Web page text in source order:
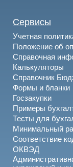
Сервисы
Учетная
Положение об
Справочная
Калькуляторы
Справочник
Формы и бланки
Госзакупки
Примеры
Тесты для
Минимальный
Соответствие
ОКВЭД